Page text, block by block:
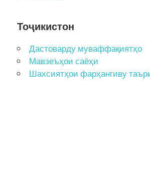
Тоҷикистон
Дастоварду муваффақиятҳо
Мавзеъҳои саёҳи
Шахсиятҳои фарҳангиву